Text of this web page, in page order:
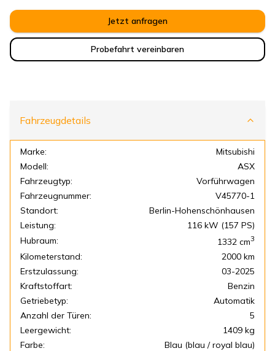
Jetzt anfragen
Probefahrt vereinbaren
Fahrzeugdetails
Marke:
Mitsubishi
Modell:
ASX
Fahrzeugtyp:
Vorführwagen
Fahrzeugnummer:
V45770-1
Standort:
Berlin-Hohenschönhausen
Leistung:
116 kW (157 PS)
Hubraum:
1332 cm3
Kilometerstand:
2000 km
Erstzulassung:
03-2025
Kraftstoffart:
Benzin
Getriebetyp:
Automatik
Anzahl der Türen:
5
Leergewicht:
1409 kg
Farbe:
Blau (blau / royal blau)